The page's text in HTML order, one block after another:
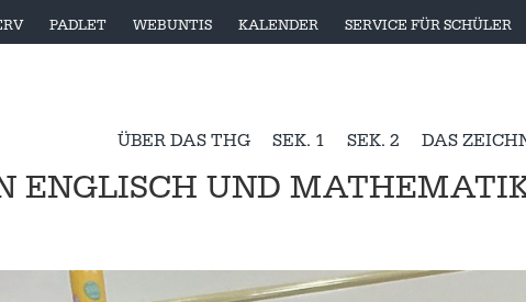
PADLET WEBUNTIS KALENDER SERVICE FÜR SCHÜLER
ÜBER DAS THG SEK. 1 SEK. 2 DAS
ENGLISCH UND